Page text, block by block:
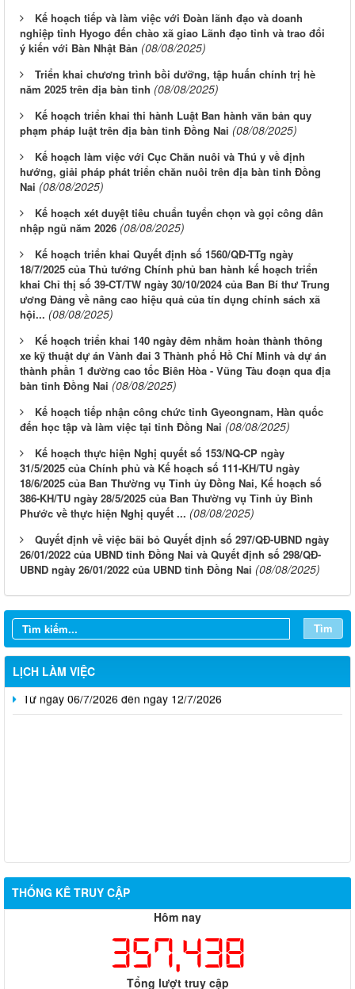
Kế hoạch tiếp và làm việc với Đoàn lãnh đạo và doanh
nghiệp tỉnh Hyogo đến chào xã giao Lãnh đạo tỉnh và trao đổi
ý kiến với Bàn Nhật Bản (08/08/2025)
Triển khai chương trình bồi dưỡng, tập huấn chính trị hè
năm 2025 trên địa bàn tỉnh (08/08/2025)
Kế hoạch triển khai thi hành Luật Ban hành văn bản quy
phạm pháp luật trên địa bàn tỉnh Đồng Nai (08/08/2025)
Kế hoạch làm việc với Cục Chăn nuôi và Thú y về định
hướng, giải pháp phát triển chăn nuôi trên địa bàn tỉnh Đồng
Nai (08/08/2025)
Kế hoạch xét duyệt tiêu chuẩn tuyển chọn và gọi công dân
nhập ngũ năm 2026 (08/08/2025)
Kế hoạch triển khai Quyết định số 1560/QĐ-TTg ngày
18/7/2025 của Thủ tướng Chính phủ ban hành kế hoạch triển
khai Chỉ thị số 39-CT/TW ngày 30/10/2024 của Ban Bí thư Trung
ương Đảng về nâng cao hiệu quả của tín dụng chính sách xã
hội... (08/08/2025)
Kế hoạch triển khai 140 ngày đêm nhằm hoàn thành thông
xe kỹ thuật dự án Vành đai 3 Thành phố Hồ Chí Minh và dự án
thành phần 1 đường cao tốc Biên Hòa - Vũng Tàu đoạn qua địa
bàn tỉnh Đồng Nai (08/08/2025)
Kế hoạch tiếp nhận công chức tỉnh Gyeongnam, Hàn quốc
đến học tập và làm việc tại tỉnh Đồng Nai (08/08/2025)
Kế hoạch thực hiện Nghị quyết số 153/NQ-CP ngày
31/5/2025 của Chính phủ và Kế hoạch số 111-KH/TU ngày
18/6/2025 của Ban Thường vụ Tỉnh ủy Đồng Nai, Kế hoạch số
386-KH/TU ngày 28/5/2025 của Ban Thường vụ Tỉnh ủy Bình
Phước về thực hiện Nghị quyết ... (08/08/2025)
Quyết định về việc bãi bỏ Quyết định số 297/QĐ-UBND ngày
26/01/2022 của UBND tỉnh Đồng Nai và Quyết định số 298/QĐ-
UBND ngày 26/01/2022 của UBND tỉnh Đồng Nai (08/08/2025)
Tìm
LỊCH LÀM VIỆC
Từ ngày 03/8/2026 đến ngày 09/8/2026
Từ ngày 20/7/2026 đến ngày 26/7/2026
Từ ngày 13/7/2026 đến ngày 18/7/2026
Từ ngày 06/7/2026 đến ngày 12/7/2026
THỐNG KÊ TRUY CẬP
Hôm nay
357,438
Tổng lượt truy cập
Thông báo tuyển chọn tổ chức và cá nhân chủ trì thực hiện
nhiệm vụ khoa học và công nghệ cấp thành phố sử dụng ngân
sách nhà nước đặt hàng thực hiện năm 2026 (đợt 1) lần 3
Kế hoạch Thông tin, tuyên truyền triển khai Kế hoạch Khám
sức khỏe định kỳ hoặc khám sàng lọc miễn phí ít nhất mỗi năm